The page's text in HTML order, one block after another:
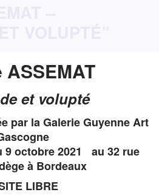
–
VOLUPTÉ”
ASSEMAT
et volupté
par la Galerie Guyenne Art
9 octobre 2021 au 32 rue
à Bordeaux
LIBRE